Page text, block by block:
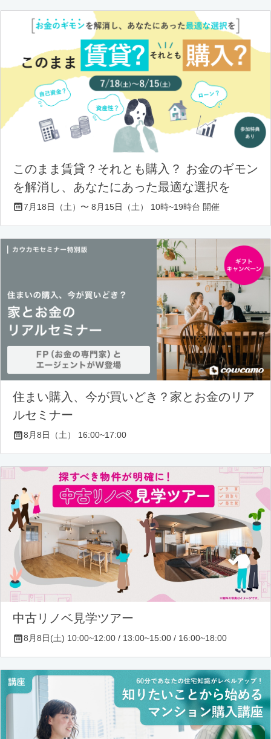
このまま賃貸？それとも購入？ お金のギモン
を解消し、あなたにあった最適な選択を
7月18日（土）〜 8月15日（土） 10時~19時台 開催
住まい購入、今が買いどき？家とお金のリア
ルセミナー
8月8日（土） 16:00~17:00
中古リノベ見学ツアー
8月8日(土) 10:00~12:00 / 13:00~15:00 / 16:00~18:00